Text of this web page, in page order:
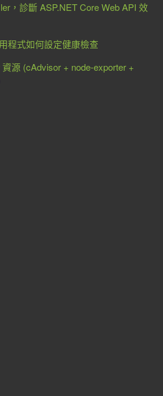
，診斷 ASP.NET Core Web API 效
程式如何設定健康檢查
源 (cAdvisor + node-exporter +